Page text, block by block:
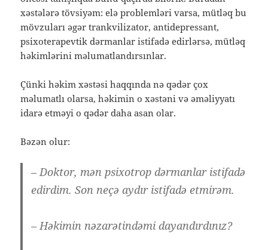
xəstələrə tövsiyəm: elə problemləri varsa, mütləq bu
mövzuları əgər trankvilizator, antidepressant,
psixoterapevtik dərmanlar istifadə edirlərsə, mütləq
həkimlərini məlumatlandırsınlar.
Çünki həkim xəstəsi haqqında nə qədər çox
məlumatlı olarsa, həkimin o xəstəni və əməliyyatı
idarə etməyi o qədər daha asan olar.
Bəzən olur:
– Doktor, mən psixotrop dərmanlar istifadə
edirdim. Son neçə aydır istifadə etmirəm.
– Həkimin nəzarətindəmi dayandırdınız?